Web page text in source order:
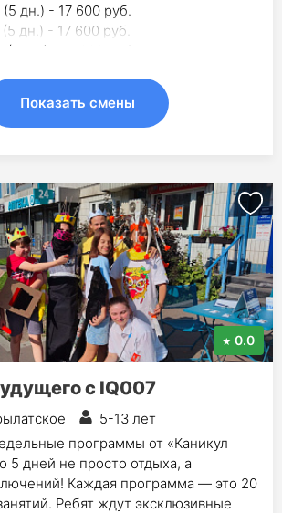
(5 дн.) - 17 600 руб.
(5 дн.) - 17 600 руб.
(5 дн.) - 17 600 руб.
Показать смены
0.0
с IQ007
5-13 лет
программы от «Каникул
5 дней не просто отдыха, а
Каждая программа — это 20
Ребят ждут эксклюзивные